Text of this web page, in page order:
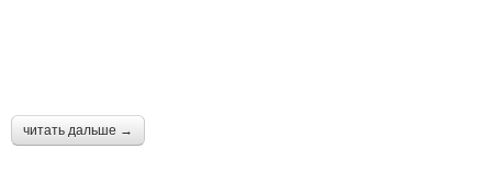
читать дальше →